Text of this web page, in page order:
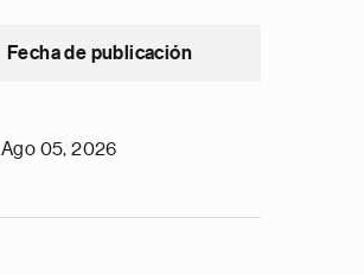
Fecha de publicación
Ago 05, 2026